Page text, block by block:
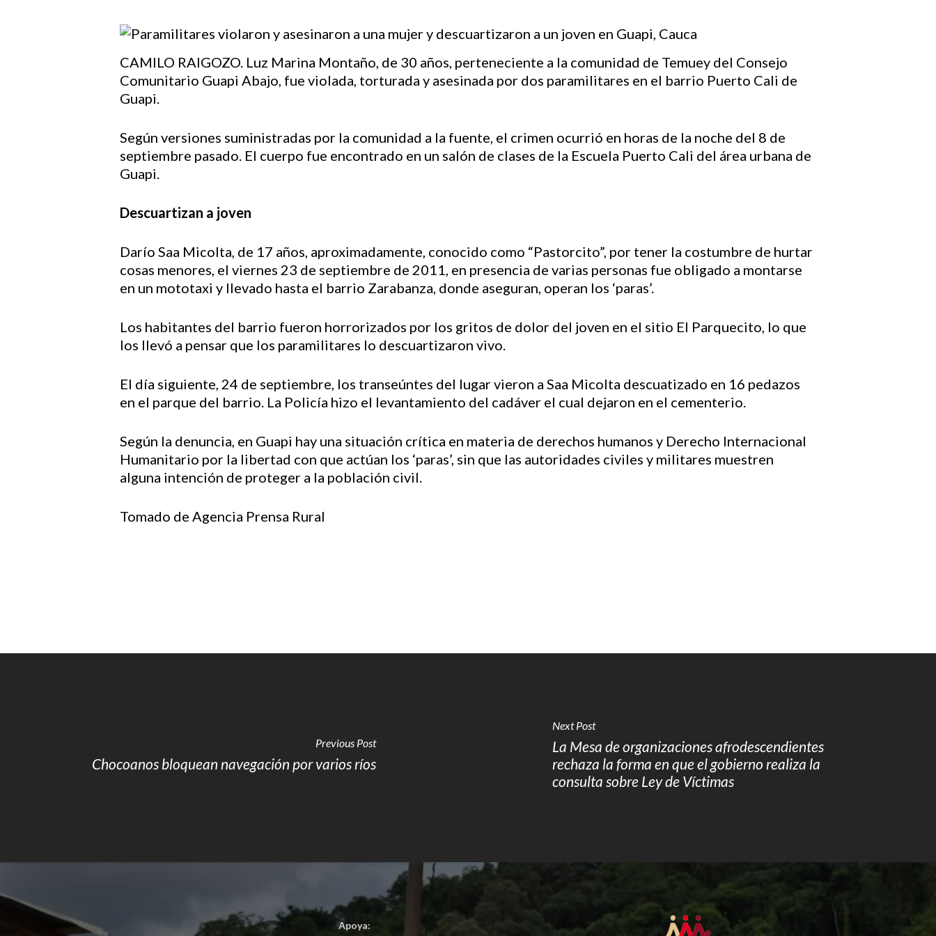
Hit enter to search or ESC to close
CAMILO RAIGOZO. Luz Marina Montaño, de 30 años, perteneciente a la comunidad de Temuey del Consejo
Comunitario Guapi Abajo, fue violada, torturada y asesinada por dos paramilitares en el barrio Puerto Cali de
Guapi.
Según versiones suministradas por la comunidad a la fuente, el crimen ocurrió en horas de la noche del 8 de
septiembre pasado. El cuerpo fue encontrado en un salón de clases de la Escuela Puerto Cali del área urbana de
Guapi.
Descuartizan a joven
Darío Saa Micolta, de 17 años, aproximadamente, conocido como “Pastorcito”, por tener la costumbre de hurtar
cosas menores, el viernes 23 de septiembre de 2011, en presencia de varias personas fue obligado a montarse
en un mototaxi y llevado hasta el barrio Zarabanza, donde aseguran, operan los ‘paras’.
Los habitantes del barrio fueron horrorizados por los gritos de dolor del joven en el sitio El Parquecito, lo que
los llevó a pensar que los paramilitares lo descuartizaron vivo.
El día siguiente, 24 de septiembre, los transeúntes del lugar vieron a Saa Micolta descuatizado en 16 pedazos
en el parque del barrio. La Policía hizo el levantamiento del cadáver el cual dejaron en el cementerio.
Según la denuncia, en Guapi hay una situación crítica en materia de derechos humanos y Derecho Internacional
Humanitario por la libertad con que actúan los ‘paras’, sin que las autoridades civiles y militares muestren
alguna intención de proteger a la población civil.
Tomado de Agencia Prensa Rural
Previous Post
Chocoanos bloquean navegación por varios ríos
Next Post
La Mesa de organizaciones afrodescendientes
rechaza la forma en que el gobierno realiza la
consulta sobre Ley de Víctimas
Apoya: